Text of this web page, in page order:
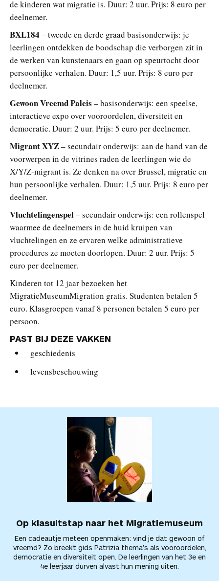
de kinderen wat migratie is. Duur: 2 uur. Prijs: 8 euro per
deelnemer.
BXL184 – tweede en derde graad basisonderwijs: je
leerlingen ontdekken de boodschap die verborgen zit in
de werken van kunstenaars en gaan op speurtocht door
persoonlijke verhalen. Duur: 1,5 uur. Prijs: 8 euro per
deelnemer.
Gewoon Vreemd Paleis – basisonderwijs: een speelse,
interactieve expo over vooroordelen, diversiteit en
democratie. Duur: 2 uur. Prijs: 5 euro per deelnemer.
Migrant XYZ– secundair onderwijs: aan de hand van de
voorwerpen in de vitrines raden de leerlingen wie de
X/Y/Z-migrant is. Ze denken na over Brussel, migratie en
hun persoonlijke verhalen. Duur: 1,5 uur. Prijs: 8 euro per
deelnemer.
Vluchtelingenspel– secundair onderwijs: een rollenspel
waarmee de deelnemers in de huid kruipen van
vluchtelingen en ze ervaren welke administratieve
procedures ze moeten doorlopen. Duur: 2 uur. Prijs: 5
euro per deelnemer.
Kinderen tot 12 jaar bezoeken het
MigratieMuseumMigration gratis. Studenten betalen 5
euro. Klasgroepen vanaf 8 personen betalen 5 euro per
persoon.
PAST BIJ DEZE VAKKEN
geschiedenis
levensbeschouwing
Op klasuitstap naar het Migratiemuseum
Een cadeautje meteen openmaken: vind je dat gewoon of
vreemd? Zo breekt gids Patrizia thema’s als vooroordelen,
democratie en diversiteit open. De leerlingen van het 3e en
4e leerjaar durven alvast hun mening uiten.